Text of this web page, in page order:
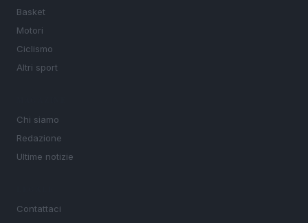
Basket
Motori
Ciclismo
Altri sport
Chi siamo
Redazione
Ultime notizie
Contattaci